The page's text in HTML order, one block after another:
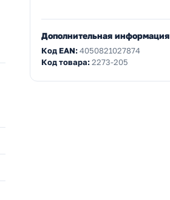
Дополнительная информация
Код EAN:4050821027874
Код товара:2273-205